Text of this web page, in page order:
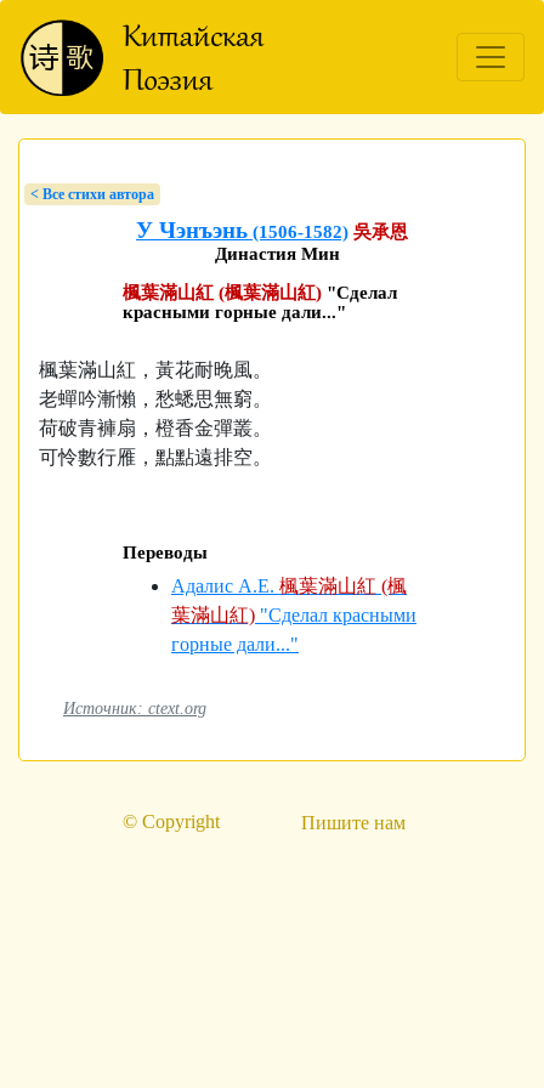
< Bсе стихи автора
У Чэнъэнь (1506-1582) 吳承恩
Династия Мин
楓葉滿山紅 (楓葉滿山紅) "Сделал
красными горные дали..."
楓葉滿山紅，黃花耐晚風。
老蟬吟漸懶，愁蟋思無窮。
荷破青褲扇，橙香金彈叢。
可怜數行雁，點點遠排空。
Переводы
Адалис А.Е. 楓葉滿山紅 (楓
葉滿山紅) "Сделал красными
горные дали..."
Источник: ctext.org
© Copyright Пишите нам